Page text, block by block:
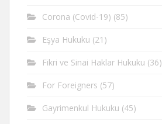
Corona (Covid-19) (85)
Eşya Hukuku (21)
Fikri ve Sinai Haklar Hukuku (36)
For Foreigners (57)
Gayrimenkul Hukuku (45)